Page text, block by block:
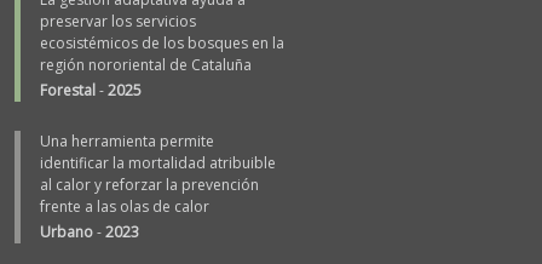
preservar los servicios
ecosistémicos de los bosques en la
región nororiental de Cataluña
Forestal-2025
Una herramienta permite
identificar la mortalidad atribuible
al calor y reforzar la prevención
frente a las olas de calor
Urbano-2023